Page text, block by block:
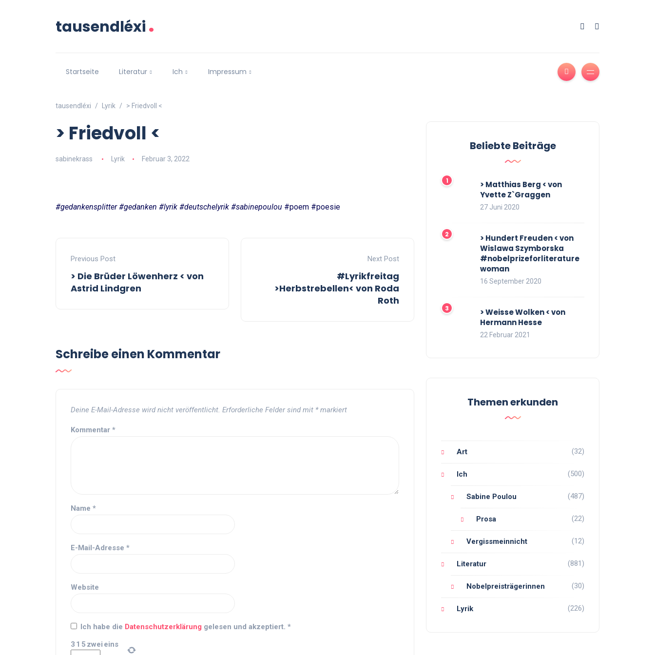
tausendléxi.
Startseite Literatur Ich Impressum
tausendléxi Lyrik > Friedvoll <
> Friedvoll <
sabinekrass Lyrik Februar 3, 2022
#gedankensplitter #gedanken #lyrik #deutschelyrik #sabinepoulou #poem #poesie
Previous Post
> Die Brüder Löwenherz < von
Astrid Lindgren
Next Post
#Lyrikfreitag
>Herbstrebellen< von Roda
Roth
Schreibe einen Kommentar
Deine E-Mail-Adresse wird nicht veröffentlicht. Erforderliche Felder sind mit *markiert
Kommentar *
Name *
E-Mail-Adresse *
Website
Ich habe die Datenschutzerklärung gelesen und akzeptiert. *
3 1 5 zwei eins
Beliebte Beiträge
> Matthias Berg < von
Yvette Z`Graggen
27 Juni 2020
> Hundert Freuden < von
Wislawa Szymborska
#nobelprizeforliterature
woman
16 September 2020
> Weisse Wolken < von
Hermann Hesse
22 Februar 2021
Themen erkunden
Art (32)
Ich (500)
Sabine Poulou (487)
Prosa (22)
Vergissmeinnicht (12)
Literatur (881)
Nobelpreisträgerinnen (30)
Lyrik (226)